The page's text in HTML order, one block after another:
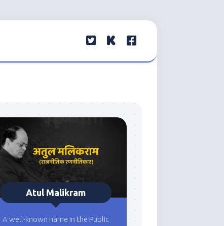
Atul Malikram
A well-known name in the Public